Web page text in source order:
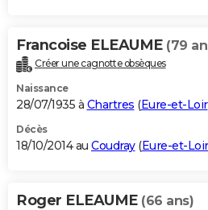
Francoise ELEAUME (79
Créer une cagnotte obsèques
Naissance
28/07/1935 à Chartres (Eure-et-Loir
Décès
18/10/2014 au Coudray(Eure-et-Loir
Roger ELEAUME (66 ans)